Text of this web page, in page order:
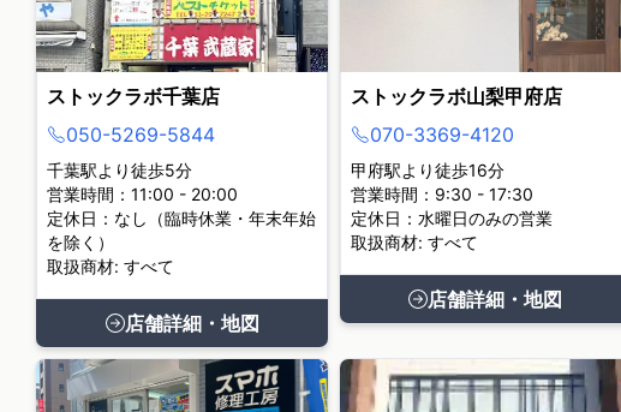
ストックラボ千葉店
050-5269-5844
千葉駅より徒歩5分
営業時間：11:00 - 20:00
定休日：なし（臨時休業・年末年始
を除く）
取扱商材: すべて
店舗詳細・地図
ストックラボ山梨甲府店
070-3369-4120
甲府駅より徒歩16分
営業時間：9:30 - 17:30
定休日：水曜日のみの営業
取扱商材: すべて
店舗詳細・地図